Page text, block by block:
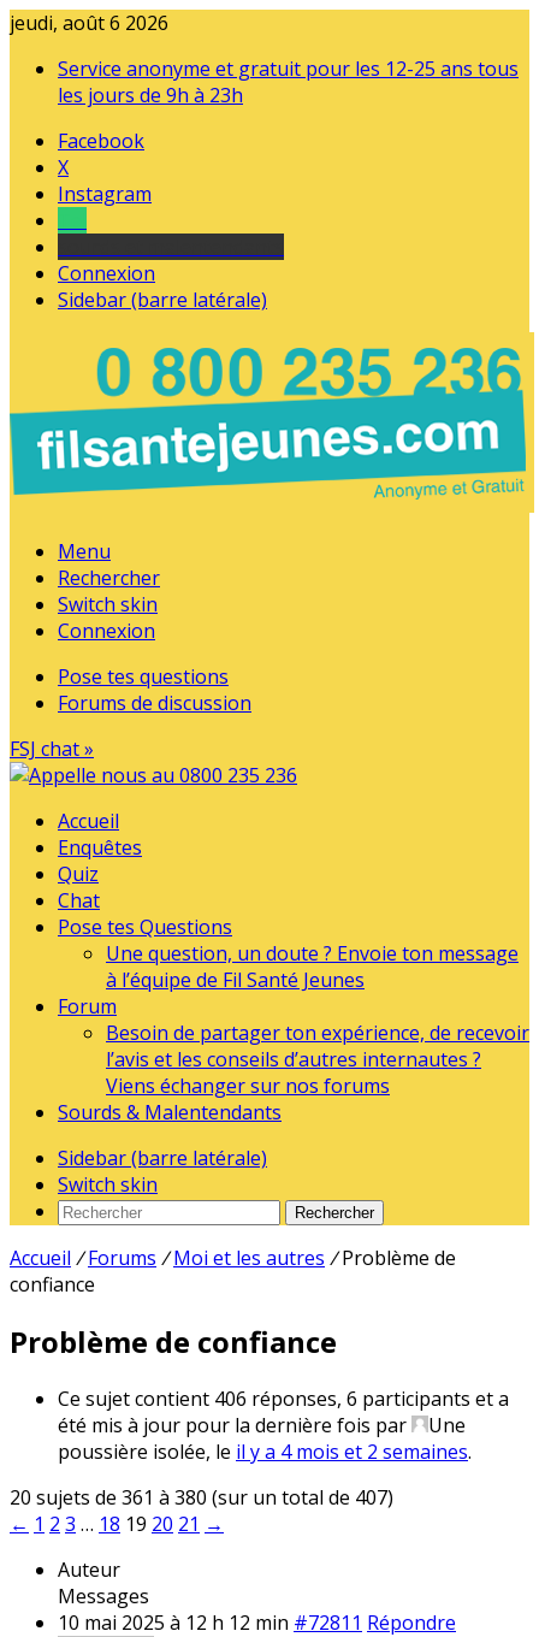
jeudi, août 6 2026
Service anonyme et gratuit pour les 12-25 ans tous
les jours de 9h à 23h
Facebook
X
Instagram
Connexion
Sidebar (barre latérale)
Menu
Rechercher
Switch skin
Connexion
Pose tes questions
Forums de discussion
FSJ chat »
Accueil
Enquêtes
Quiz
Chat
Pose tes Questions
Une question, un doute ? Envoie ton message
à l’équipe de Fil Santé Jeunes
Forum
Besoin de partager ton expérience, de recevoir
l’avis et les conseils d’autres internautes ?
Viens échanger sur nos forums
Sourds & Malentendants
Sidebar (barre latérale)
Switch skin
Rechercher
Accueil / Forums / Moi et les autres / Problème de
confiance
Problème de confiance
Ce sujet contient 406 réponses, 6 participants et a
été mis à jour pour la dernière fois par
Une
poussière isolée, le il y a 4 mois et 2 semaines.
20 sujets de 361 à 380 (sur un total de 407)
← 1 2 3 … 18 19 20 21 →
Auteur
Messages
10 mai 2025 à 12 h 12 min #72811 Répondre